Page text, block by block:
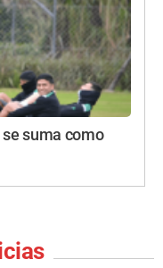
suma como